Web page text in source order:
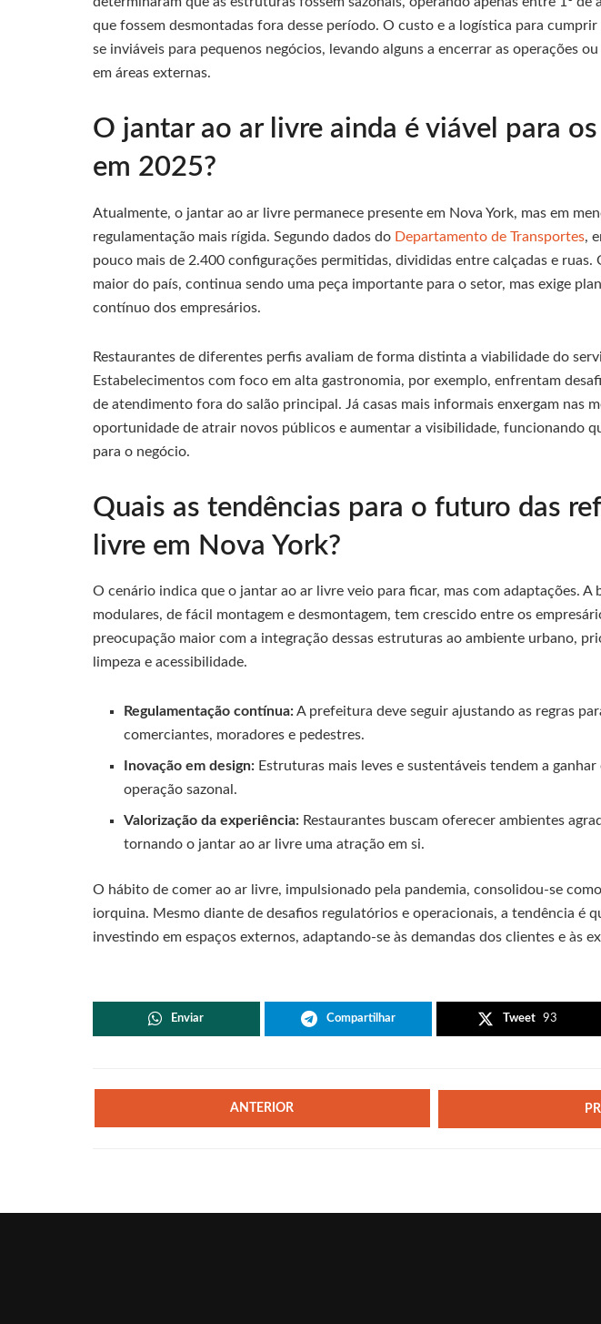
que fossem desmontadas fora desse período. O custo e a logística para cumprir
se inviáveis para pequenos negócios, levando alguns a encerrar as operações
em áreas externas.
O jantar ao ar livre ainda é viável para
em 2025?
Atualmente, o jantar ao ar livre permanece presente em Nova York, mas em
regulamentação mais rígida. Segundo dados do Departamento de Transportes,
pouco mais de 2.400 configurações permitidas, divididas entre calçadas e ruas.
maior do país, continua sendo uma peça importante para o setor, mas exige
contínuo dos empresários.
Restaurantes de diferentes perfis avaliam de forma distinta a viabilidade do
Estabelecimentos com foco em alta gastronomia, por exemplo, enfrentam
de atendimento fora do salão principal. Já casas mais informais enxergam nas
oportunidade de atrair novos públicos e aumentar a visibilidade, funcionando
para o negócio.
Quais as tendências para o futuro das
livre em Nova York?
O cenário indica que o jantar ao ar livre veio para ficar, mas com adaptações. A
modulares, de fácil montagem e desmontagem, tem crescido entre os
preocupação maior com a integração dessas estruturas ao ambiente urbano,
limpeza e acessibilidade.
Regulamentação contínua:A prefeitura deve seguir ajustando as regras
comerciantes, moradores e pedestres.
Inovação em design: Estruturas mais leves e sustentáveis tendem a
operação sazonal.
Valorização da experiência: Restaurantes buscam oferecer ambientes
tornando o jantar ao ar livre uma atração em si.
O hábito de comer ao ar livre, impulsionado pela pandemia, consolidou-se
iorquina. Mesmo diante de desafios regulatórios e operacionais, a tendência é
investindo em espaços externos, adaptando-se às demandas dos clientes e às
Enviar Compartilhar Tweet 93
ANTERIOR